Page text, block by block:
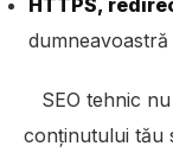
SEO tehnic
conținutului tău